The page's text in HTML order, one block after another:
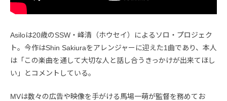
Asiloは20歳のSSW・峰清（ホウセイ）によるソロ・プロジェク
ト。今作はShin Sakiuraをアレンジャーに迎えた1曲であり、本人
は「この楽曲を通して大切な人と話し合うきっかけが出来てほし
い」とコメントしている。
MVは数々の広告や映像を手がける馬場一萌が監督を務めてお